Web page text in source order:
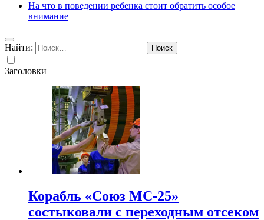
На что в поведении ребенка стоит обратить особое
внимание
Найти:
Заголовки
Корабль «Союз МС-25»
состыковали с переходным отсеком